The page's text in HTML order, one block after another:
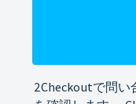
2Checkoutで問